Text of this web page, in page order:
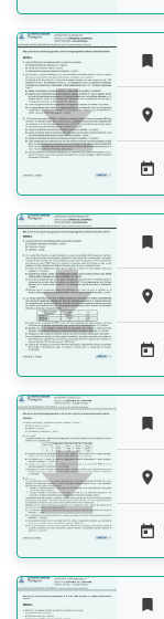












